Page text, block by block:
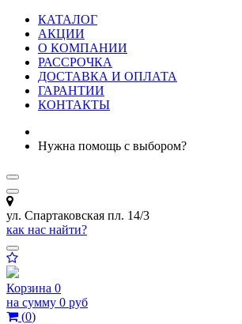
КАТАЛОГ
АКЦИИ
О КОМПАНИИ
РАССРОЧКА
ДОСТАВКА И ОПЛАТА
ГАРАНТИИ
КОНТАКТЫ
Нужна помощь с выбором?
ул. Спартаковская пл. 14/3
как нас найти?
Корзина 0
на сумму 0 руб
(0)